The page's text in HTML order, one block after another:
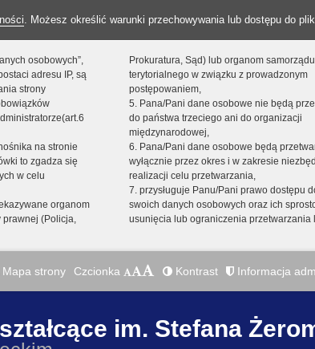
. Możesz określić warunki przechowywania lub dostępu do
osobowych”,
adresu IP, są
strony
na stronie
to zgadza się
w celu
organom
prawnej (Policja,
Prokuratura, Sąd) lub organom samorządu
terytorialnego w związku z prowadzonym
postępowaniem,
5. Pana/Pani dane osobowe nie będą
do państwa trzeciego ani do organizacji
międzynarodowej,
6. Pana/Pani dane osobowe będą
wyłącznie przez okres i w zakresie
realizacji celu przetwarzania,
7. przysługuje Panu/Pani prawo dostępu
swoich danych osobowych oraz ich
usunięcia lub ograniczenia przetwarzania
Mapa strony Czcionka Kontrast Informacja
im. Stefana